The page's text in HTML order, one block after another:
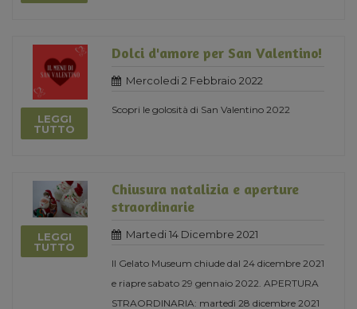
LEGGI
TUTTO
Dolci d'amore per San Valentino!
Mercoledi 2 Febbraio 2022
Scopri le golosità di San Valentino 2022
LEGGI
TUTTO
Chiusura natalizia e aperture
straordinarie
Martedi 14 Dicembre 2021
Il Gelato Museum chiude dal 24 dicembre 2021
e riapre sabato 29 gennaio 2022. APERTURA
STRAORDINARIA: martedì 28 dicembre 2021